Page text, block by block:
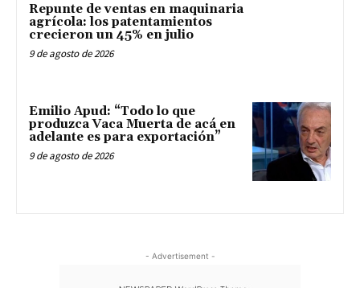
Repunte de ventas en maquinaria
agrícola: los patentamientos
crecieron un 45% en julio
9 de agosto de 2026
Emilio Apud: “Todo lo que
produzca Vaca Muerta de acá en
adelante es para exportación”
9 de agosto de 2026
- Advertisement -